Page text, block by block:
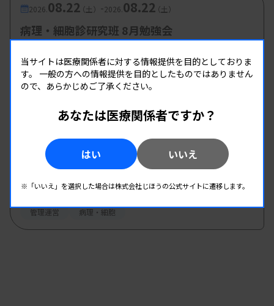
2026. 08.22（土） -2026. 08.22（土）
病理・細胞診研究班 8月勉強会
開催場所 : 徳島県
病理・細胞
08.23 - 08.23
第30回兵庫県医学検査学会・第46回丹但地区
研究発表会
管理運営 病理・細胞
当サイトは医療関係者に対する情報提供を目的としておりま
す。 一般の方への情報提供を目的としたものではありません
ので、あらかじめご了承ください。
あなたは医療関係者ですか？
はい いいえ
※「いいえ」を選択した場合は株式会社じほうの公式サイトに遷移します。